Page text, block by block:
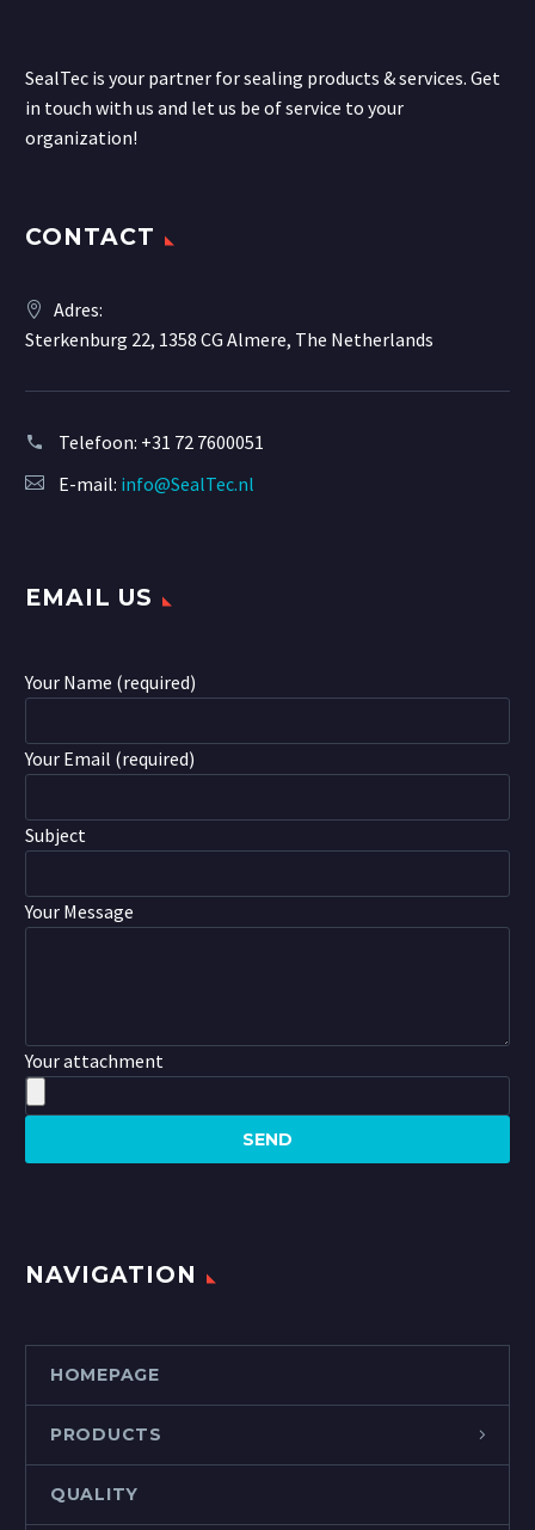
SealTec is your partner for sealing products & services. Get
in touch with us and let us be of service to your
organization!
CONTACT
Adres:
Sterkenburg 22, 1358 CG Almere, The Netherlands
Telefoon: +31 72 7600051
E-mail: info@SealTec.nl
EMAIL US
Your Name (required)
Your Email (required)
Subject
Your Message
Your attachment
NAVIGATION
HOMEPAGE
PRODUCTS
QUALITY